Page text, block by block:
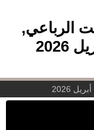
الرباعي,